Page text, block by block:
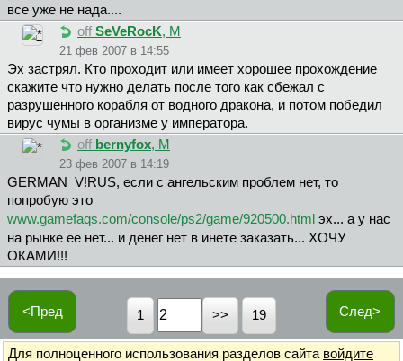
все уже не нада....
off SeVeRocK, М
21 фев 2007 в 14:55
Эх застрял. Кто проходит или имеет хорошее прохождение
скажите что нужно делать после того как сбежал с
разрушенного корабля от водного дракона, и потом победил
вирус чумы в организме у императора.
off bernyfox, М
23 фев 2007 в 14:19
GERMAN_V!RUS, если с ангельским проблем нет, то
попробую это
www.gamefaqs.com/console/ps2/game/920500.html эх... а у нас
на рынке ее нет... и денег нет в инете заказать... ХОЧУ
ОКАМИ!!!
<Пред След>
1 19
Для полноценного использования разделов сайта войдите